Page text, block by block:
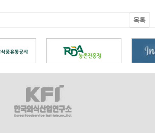
목록